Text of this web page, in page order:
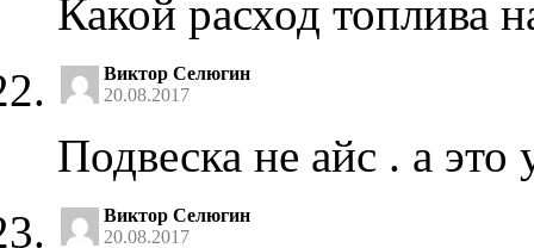
Какой расход топлива
Виктор Селюгин
20.08.2017
Подвеска не айс . а
Виктор Селюгин
20.08.2017